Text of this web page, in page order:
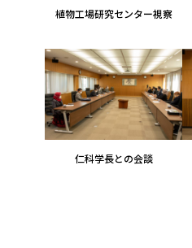
植物工場研究センター視察
仁科学長との会談